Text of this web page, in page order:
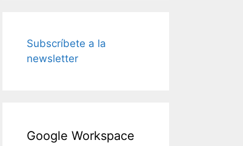
Subscríbete a la
newsletter
Google Workspace